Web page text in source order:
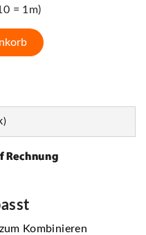
= 1m)
Kombinieren